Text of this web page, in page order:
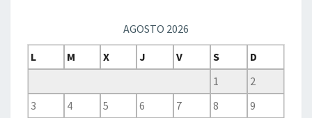
AGOSTO 2026
L
M X J V S
D
1
2
3
4 5 6 7 8
9